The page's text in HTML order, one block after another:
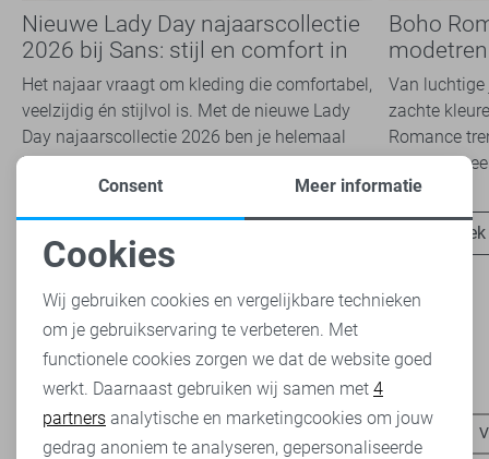
Nieuwe Lady Day najaarscollectie
2026 bij Sans: stijl en comfort in
travelkwaliteit
Het najaar vraagt om kleding die comfortabel,
veelzijdig én stijlvol is. Met de nieuwe Lady
Day najaarscollectie 2026 ben je helemaal
klaar voor...
Boho
overal
Van luchtige
zachte
Romance
het
Heb je dit al eens bekeken?
Vila truien Vila vesten Vila blouses Vila t-shirts
Noodzakelijke cookies
Personalisatie cookies
Analytische cookies
Marketing cookies
Consent Meer informatie
Cookies
Wij gebruiken cookies en vergelijkbare technieken
om je gebruikservaring te verbeteren. Met
functionele cookies zorgen we dat de website goed
werkt. Daarnaast gebruiken wij samen met 4
partners analytische en marketingcookies om jouw
gedrag anoniem te analyseren, gepersonaliseerde